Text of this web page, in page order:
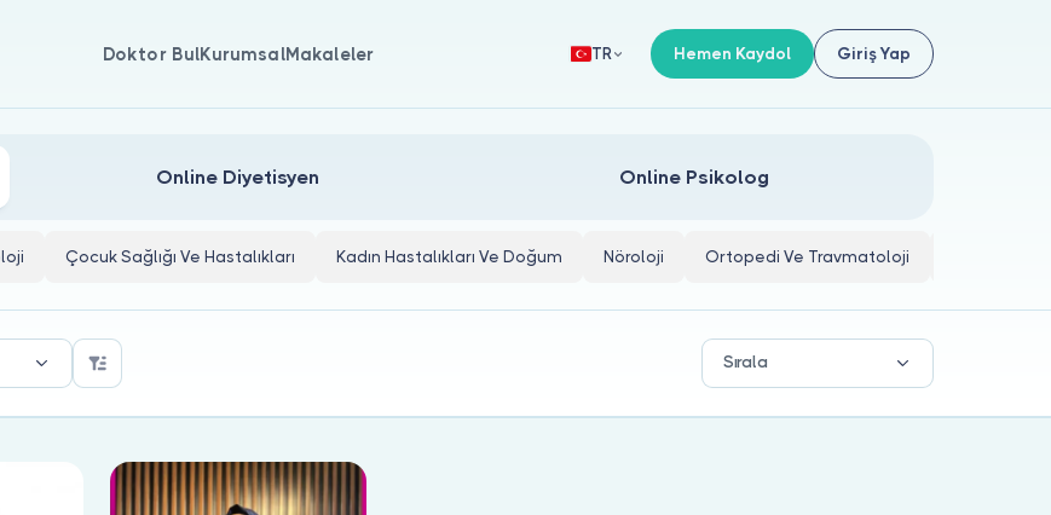
Doktor BulKurumsalMakaleler TR Hemen Kaydol Giriş Yap
Online Diyetisyen Online Psikolog
Çocuk Sağlığı Ve Hastalıkları Kadın Hastalıkları Ve Doğum Nöroloji Ortopedi Ve Travmatoloji
Sırala